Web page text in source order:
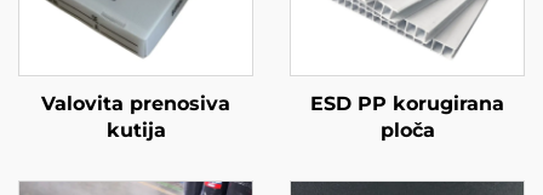
Valovita prenosiva
kutija
ESD PP korugirana
ploča